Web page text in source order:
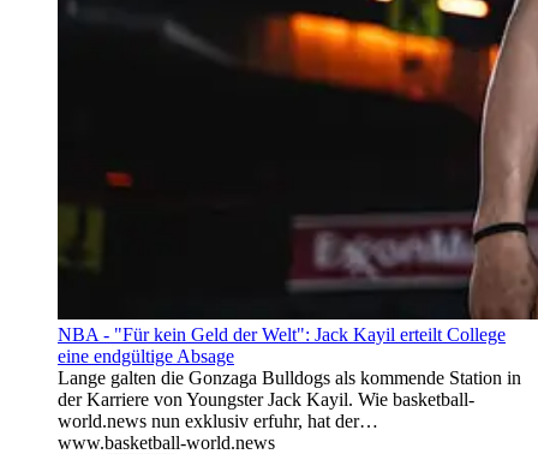
NBA - "Für kein Geld der Welt": Jack Kayil erteilt College
eine endgültige Absage
Lange galten die Gonzaga Bulldogs als kommende Station in
der Karriere von Youngster Jack Kayil. Wie basketball-
world.news nun exklusiv erfuhr, hat der…
www.basketball-world.news